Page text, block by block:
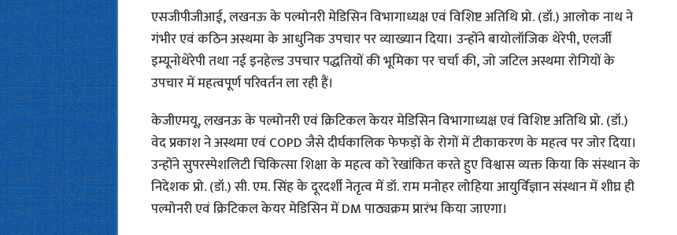
एसजीपीजीआई, लखनऊ के पल्मोनरी मेडिसिन विभागाध्यक्ष एवं विशिष्ट अतिथि प्रो. (डॉ.) आलोक नाथ ने
गंभीर एवं कठिन अस्थमा के आधुनिक उपचार पर व्याख्यान दिया। उन्होंने बायोलॉजिक थेरेपी, एलर्जी
इम्यूनोथेरेपी तथा नई इनहेल्ड उपचार पद्धतियों की भूमिका पर चर्चा की, जो जटिल अस्थमा रोगियों के
उपचार में महत्वपूर्ण परिवर्तन ला रही हैं।
केजीएमयू, लखनऊ के पल्मोनरी एवं क्रिटिकल केयर मेडिसिन विभागाध्यक्ष एवं विशिष्ट अतिथि प्रो. (डॉ.)
वेद प्रकाश ने अस्थमा एवं COPD जैसे दीर्घकालिक फेफड़ों के रोगों में टीकाकरण के महत्व पर जोर दिया।
उन्होंने सुपरस्पेशलिटी चिकित्सा शिक्षा के महत्व को रेखांकित करते हुए विश्वास व्यक्त किया कि संस्थान के
निदेशक प्रो. (डॉ.) सी. एम. सिंह के दूरदर्शी नेतृत्व में डॉ. राम मनोहर लोहिया आयुर्विज्ञान संस्थान में शीघ्र ही
पल्मोनरी एवं क्रिटिकल केयर मेडिसिन में DM पाठ्यक्रम प्रारंभ किया जाएगा।